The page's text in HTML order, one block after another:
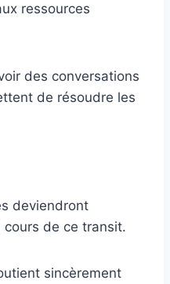
ressources
des conversations
de résoudre les
deviendront
cours de ce transit.
sincèrement